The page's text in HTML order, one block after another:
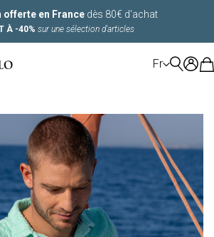
offerte en France dès 80€ d'achat
À -40% sur une sélection d'articles
LANGUE
Fr